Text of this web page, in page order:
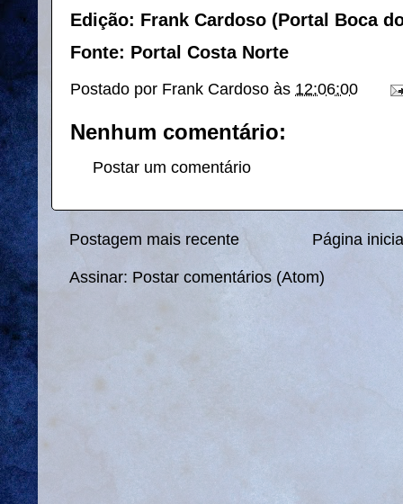
Edição: Frank Cardoso (Portal Boca
Fonte: Portal Costa Norte
Postado por Frank Cardoso às 12:06:00
Nenhum comentário:
Postar um comentário
Postagem mais recente Página
Assinar: Postar comentários (Atom)